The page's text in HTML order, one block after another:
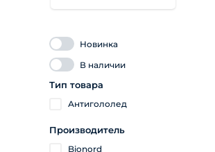
Новинка
В наличии
Тип товара
Антигололед
Производитель
Bionord